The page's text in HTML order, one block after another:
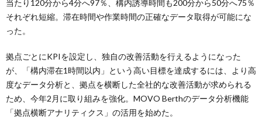
当たり120分から4分へ97％、構内誘導時間も200分から50分へ75％
それぞれ短縮。滞在時間や作業時間の正確なデータ取得が可能にな
った。
拠点ごとにKPIを設定し、独自の改善活動を行えるようになった
が、「構内滞在1時間以内」という高い目標を達成するには、より高
度なデータ分析と、拠点を横断した全社的な改善活動が求められる
ため、今年2月に取り組みを強化。MOVO Berthのデータ分析機能
「拠点横断アナリティクス」の活用を始めた。